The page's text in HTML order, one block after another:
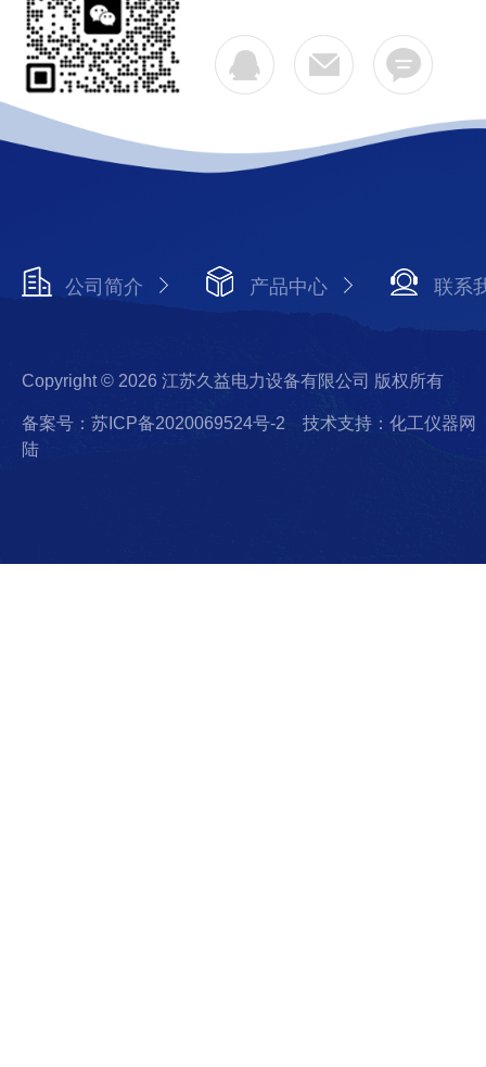
公司简介 产品中心 联系
Copyright © 2026 江苏久益电力设备有限公司 版权所有
备案号：苏ICP备2020069524号-2
技术支持：化工仪器网
陆